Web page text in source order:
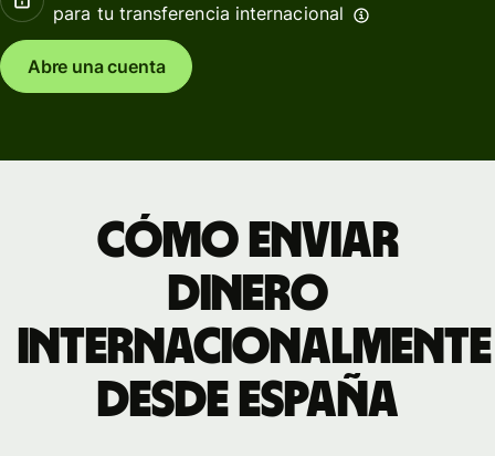
para tu transferencia internacional
Abre una cuenta
Cómo enviar
dinero
internacionalmente
desde España